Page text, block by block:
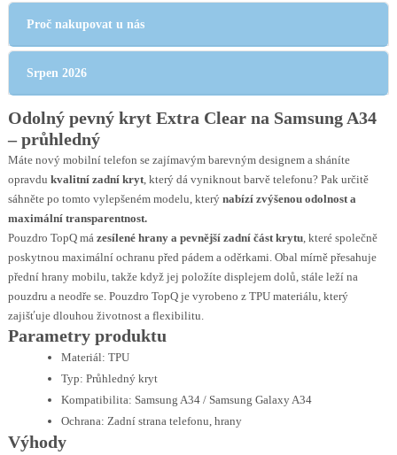
Proč nakupovat u nás
Srpen 2026
Odolný pevný kryt Extra Clear na Samsung A34
– průhledný
Máte nový mobilní telefon se zajímavým barevným designem a sháníte
opravdu kvalitní zadní kryt, který dá vyniknout barvě telefonu? Pak určitě
sáhněte po tomto vylepšeném modelu, který nabízí zvýšenou odolnost a
maximální transparentnost.
Pouzdro TopQ má zesílené hrany a pevnější zadní část krytu, které společně
poskytnou maximální ochranu před pádem a oděrkami. Obal mírně přesahuje
přední hrany mobilu, takže když jej položíte displejem dolů, stále leží na
pouzdru a neodře se. Pouzdro TopQ je vyrobeno z TPU materiálu, který
zajišťuje dlouhou životnost a flexibilitu.
Parametry produktu
Materiál: TPU
Typ: Průhledný kryt
Kompatibilita: Samsung A34 / Samsung Galaxy A34
Ochrana: Zadní strana telefonu, hrany
Výhody